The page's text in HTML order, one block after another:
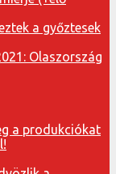
a győztesek
Olaszország
a produkciókat